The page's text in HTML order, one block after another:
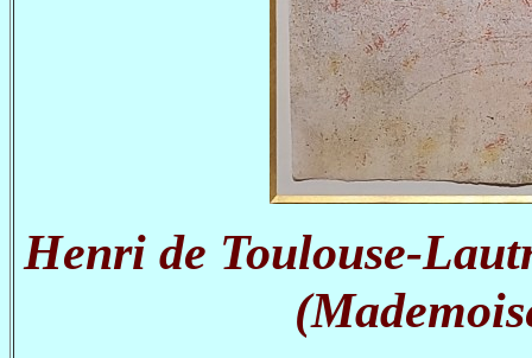
Henri de Toulouse-